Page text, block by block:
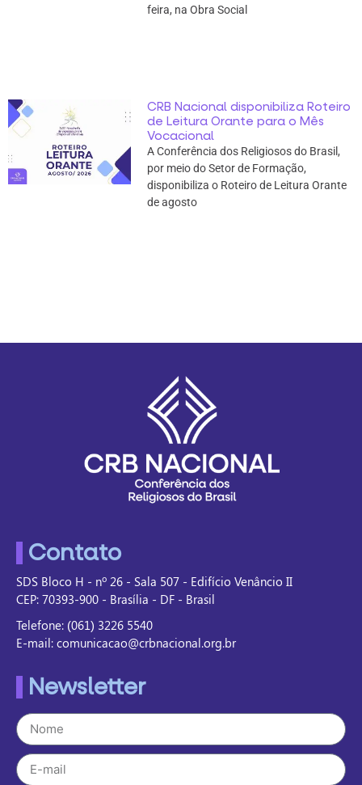
feira, na Obra Social
CRB Nacional disponibiliza Roteiro
de Leitura Orante para o Mês
Vocacional
A Conferência dos Religiosos do Brasil,
por meio do Setor de Formação,
disponibiliza o Roteiro de Leitura Orante
de agosto
Contato
SDS Bloco H - nº 26 - Sala 507 - Edifício Venâncio II
CEP: 70393-900 - Brasília - DF - Brasil
Telefone: (061) 3226 5540
E-mail: comunicacao@crbnacional.org.br
Newsletter